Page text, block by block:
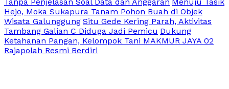
Hejo, Moka Sukapura Tanam Pohon Buah di Objek
Wisata Galunggung Situ Gede Kering Parah, Aktivitas
Tambang Galian C Diduga Jadi Pemicu Dukung
Ketahanan Pangan, Kelompok Tani MAKMUR JAYA 02
Rajapolah Resmi Berdiri